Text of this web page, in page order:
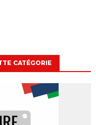
CATÉGORIE